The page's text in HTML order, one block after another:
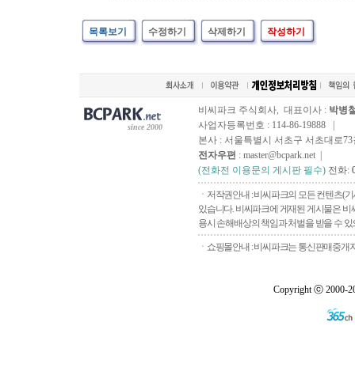
목록보기 수정하기 삭제하기 작성하기
since 2000
비씨파크 주식회사, 대표이사 : 박병
사업자등록번호 : 114-86-19888 |
본사 : 서울특별시 서초구 서초대로73
전자우편 : master@bcpark.net |
(전화전 이용문의 게시판 필수) 전화:
ㆍ저작권안내 : 비씨파크의 모든 컨텐츠(
있습니다. 비씨파크에 게재된 게시물은
용시 손해배상의 책임과 처벌을 받을 수
ㆍ쇼핑몰안내 : 비씨파크는 통신판매중개
Copyright ⓒ 2000-